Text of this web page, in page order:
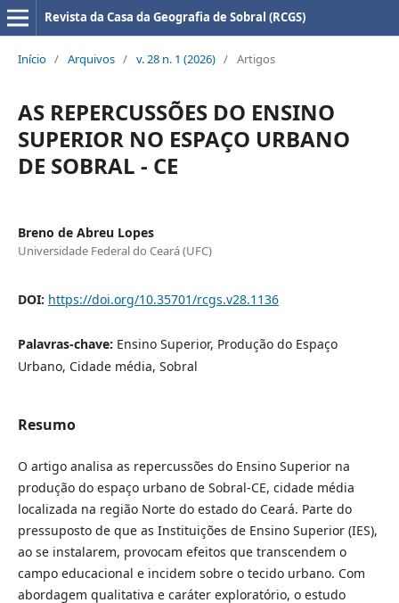
Revista da Casa da Geografia de Sobral (RCGS)
Início / Arquivos / v. 28 n. 1 (2026) / Artigos
AS REPERCUSSÕES DO ENSINO
SUPERIOR NO ESPAÇO URBANO
DE SOBRAL - CE
Breno de Abreu Lopes
Universidade Federal do Ceará (UFC)
DOI: https://doi.org/10.35701/rcgs.v28.1136
Palavras-chave: Ensino Superior, Produção do Espaço
Urbano, Cidade média, Sobral
Resumo
O artigo analisa as repercussões do Ensino Superior na
produção do espaço urbano de Sobral-CE, cidade média
localizada na região Norte do estado do Ceará. Parte do
pressuposto de que as Instituições de Ensino Superior (IES),
ao se instalarem, provocam efeitos que transcendem o
campo educacional e incidem sobre o tecido urbano. Com
abordagem qualitativa e caráter exploratório, o estudo